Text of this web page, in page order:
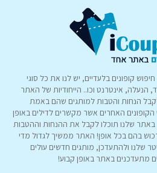
קופונים בלעדיים, יש לנו את כל סוגי
הנעלה, אינטרנט וכו.. הייחודיות של האתר
הנחות והטבות למותגים שהם באמת
האחרים אשר מקשרים לדילים באופן
באתר שלנו תוכלו לקבל את ההנחות וההטבות
בהם בכל אופן! האתר ממשיך לגדול מדי
שלנו ולהתעדכן, מותגים חדשים עולים
מתעדכנים באתר באופן קבוע!